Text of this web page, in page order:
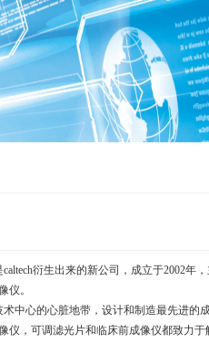
caltech衍生出来的新公司，成立于2002年，
仪。
术中心的心脏地带，设计和制造最先进的
仪，可调滤光片和临床前成像仪都致力